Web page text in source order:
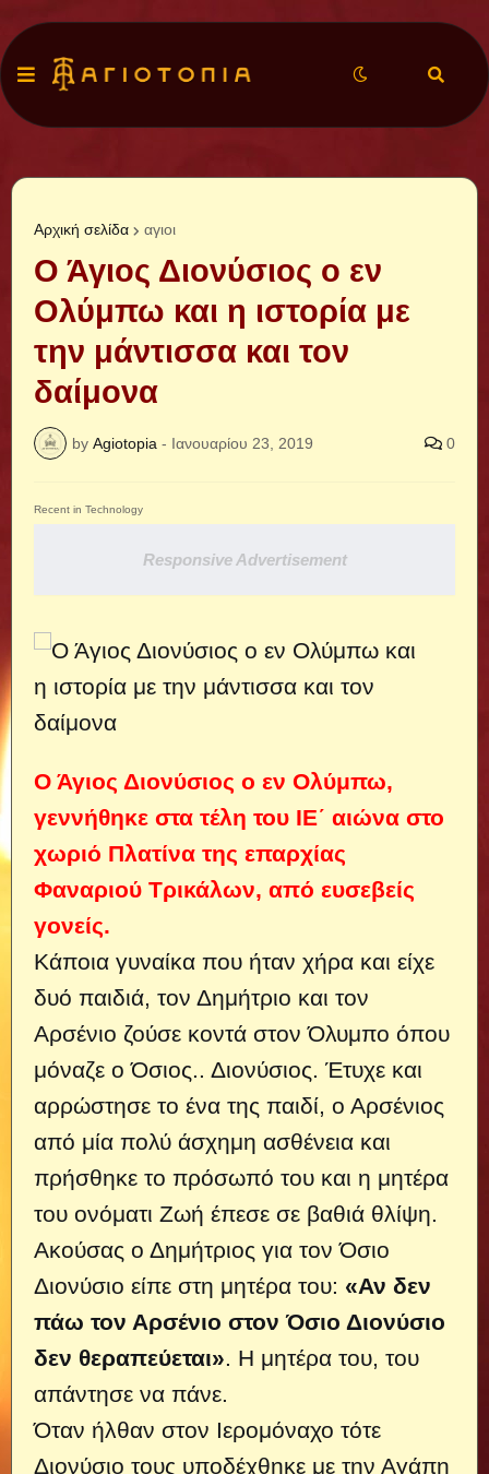
Αρχική σελίδα αγιοι
Ο Άγιος Διονύσιος ο εν
Ολύμπω και η ιστορία με
την μάντισσα και τον
δαίμονα
by Agiotopia - Ιανουαρίου 23, 2019 0
Recent in Technology
Responsive Advertisement
Ο Άγιος Διονύσιος ο εν Ολύμπω,
γεννήθηκε στα τέλη του ΙΕ´ αιώνα στο
χωριό Πλατίνα της επαρχίας
Φαναριού Τρικάλων, από ευσεβείς
γονείς.
Κάποια γυναίκα που ήταν χήρα και είχε
δυό παιδιά, τον Δημήτριο και τον
Αρσένιο ζούσε κοντά στον Όλυμπο όπου
μόναζε ο Όσιος.. Διονύσιος. Έτυχε και
αρρώστησε το ένα της παιδί, ο Αρσένιος
από μία πολύ άσχημη ασθένεια και
πρήσθηκε το πρόσωπό του και η μητέρα
του ονόματι Ζωή έπεσε σε βαθιά θλίψη.
Ακούσας ο Δημήτριος για τον Όσιο
Διονύσιο είπε στη μητέρα του: «Αν δεν
πάω τον Αρσένιο στον Όσιο Διονύσιο
δεν θεραπεύεται». Η μητέρα του, του
απάντησε να πάνε.
Όταν ήλθαν στον Ιερομόναχο τότε
Διονύσιο τους υποδέχθηκε με την Αγάπη